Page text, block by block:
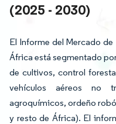
(2025 - 2030)
El Informe del Mercado
África está segmentado
de cultivos, control
vehículos aéreos no
agroquímicos, ordeño
y resto de África). El